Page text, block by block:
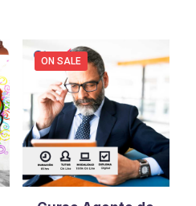
ON SALE